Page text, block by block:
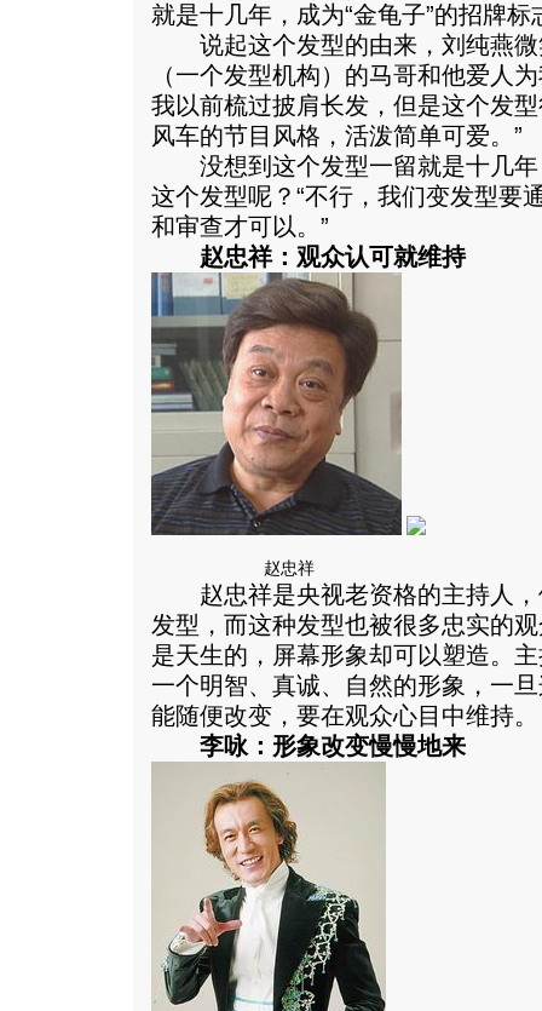
就是十几年，成为“金龟子”的招牌标
说起这个发型的由来，刘纯燕微
（一个发型机构）的马哥和他爱人
我以前梳过披肩长发，但是这个发
风车的节目风格，活泼简单可爱。”
没想到这个发型一留就是十几年
这个发型呢？“不行，我们变发型要
和审查才可以。”
赵忠祥：观众认可就维持
赵忠祥
赵忠祥是央视老资格的主持人，
发型，而这种发型也被很多忠实的
是天生的，屏幕形象却可以塑造。
一个明智、真诚、自然的形象，一
能随便改变，要在观众心目中维持。
李咏：形象改变慢慢地来